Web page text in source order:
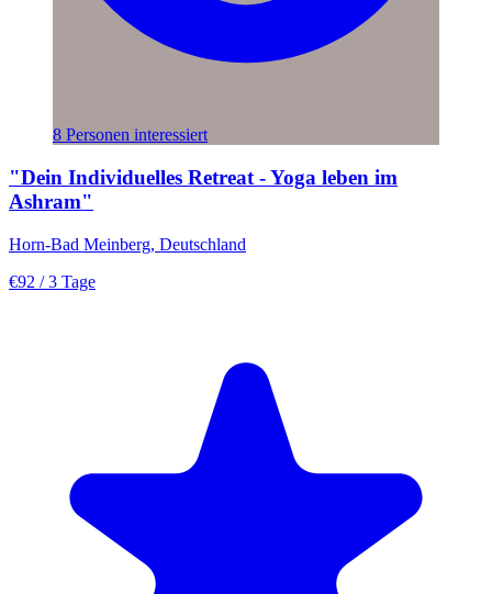
8 Personen interessiert
"Dein Individuelles Retreat - Yoga leben im
Ashram"
Horn-Bad Meinberg, Deutschland
€92 / 3 Tage